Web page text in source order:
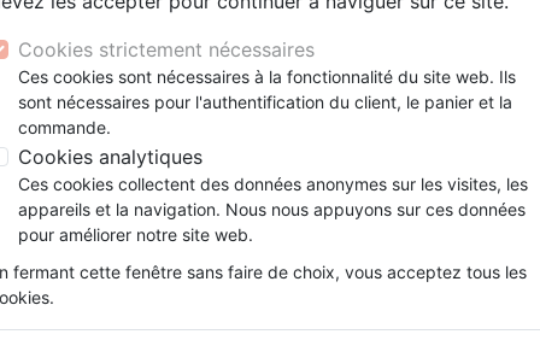
Segond 21
Segond
NEG
Famille, couple
Souffrance, Relation d'aide
Santé
Couple
Méditations
Souffrance, Relation d'aide
Psychologie
ans
Bibles jeunesse
Latino, Folk
Soul
Instrumental
Louange, Adoration
Hardrock, Métal
conférences
Documentaires, reportages
Accessoires de Bible
Papeterie
Eric Liddell : Plus précieux que l'or - [collection Les
Eric Liddell : Plus précieux
Auteur :Geoff & Janet Benge
RéférenceJEM0137 EAN9782881501371
Description
Cookies strictement nécessaires
Ces cookies sont nécessaires à la fonctionnalité du site web. Ils
sont nécessaires pour l'authentification du client, le panier et la
commande.
Cookies analytiques
Ces cookies collectent des données anonymes sur les visites, les
appareils et la navigation. Nous nous appuyons sur ces données
pour améliorer notre site web.
fermant cette fenêtre sans faire de choix, vous acceptez tous les